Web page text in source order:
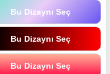
Bu Dizaynı Seç
Bu Dizaynı Seç
Bu Dizaynı Seç